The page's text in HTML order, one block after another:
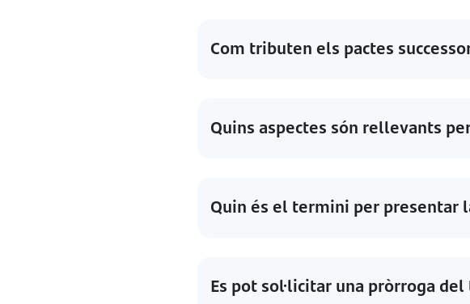
Com tributen els pactes
Quins aspectes són rellevants
Quin és el termini per presentar
Es pot sol·licitar una pròrroga